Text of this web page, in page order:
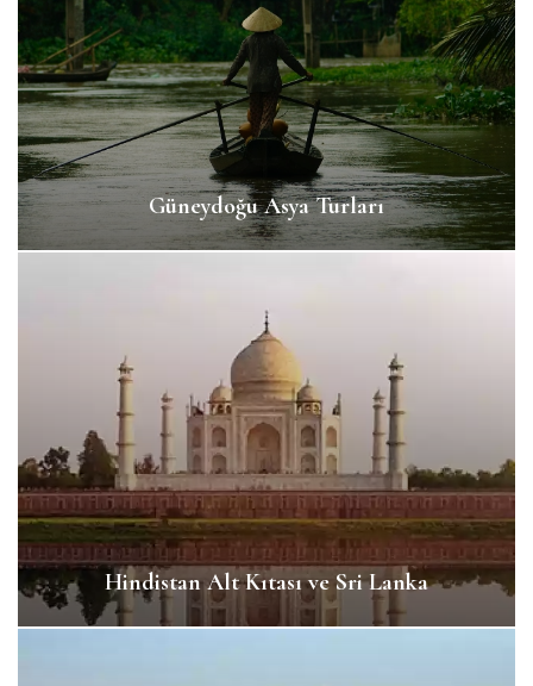
Güneydoğu Asya Turları
Hindistan Alt Kıtası ve Sri Lanka